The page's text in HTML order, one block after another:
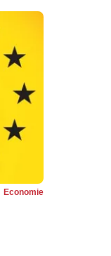
Economie